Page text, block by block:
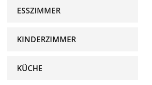
ESSZIMMER
KINDERZIMMER
KÜCHE